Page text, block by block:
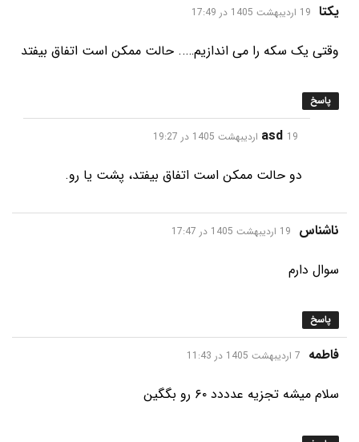
یکتا گفت:
19 اردیبهشت 1405 در 17:49
وقتی یک سکه را می اندازیم….. حالت ممکن است اتفاق بیفتد
پاسخ
asd
گفت: 19 اردیبهشت 1405 در 19:27
دو حالت ممکن است اتفاق بیفتد، پشت یا رو.
ناشناس گفت:
19 اردیبهشت 1405 در 17:47
سوال دارم
پاسخ
فاطمه گفت:
7 اردیبهشت 1405 در 11:43
سلام میشه تجزیه عدددد ۶۰ رو بگگین